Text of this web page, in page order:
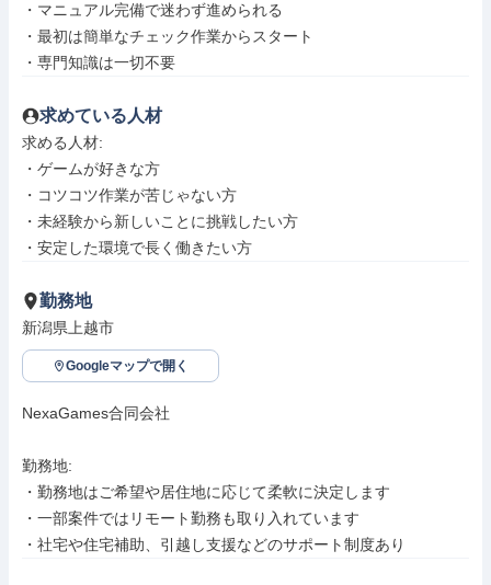
・マニュアル完備で迷わず進められる
・最初は簡単なチェック作業からスタート
・専門知識は一切不要
求めている人材
求める人材:
・ゲームが好きな方
・コツコツ作業が苦じゃない方
・未経験から新しいことに挑戦したい方
・安定した環境で長く働きたい方
勤務地
新潟県上越市
Googleマップで開く
NexaGames合同会社
勤務地:
・勤務地はご希望や居住地に応じて柔軟に決定します
・一部案件ではリモート勤務も取り入れています
・社宅や住宅補助、引越し支援などのサポート制度あり